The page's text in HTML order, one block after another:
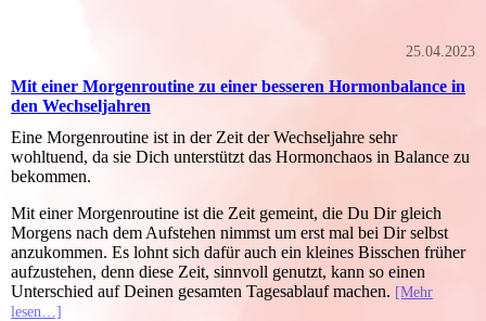
25.04.2023
Mit einer Morgenroutine zu einer besseren Hormonbalance in
den Wechseljahren
Eine Morgenroutine ist in der Zeit der Wechseljahre sehr
wohltuend, da sie Dich unterstützt das Hormonchaos in Balance zu
bekommen.
Mit einer Morgenroutine ist die Zeit gemeint, die Du Dir gleich
Morgens nach dem Aufstehen nimmst um erst mal bei Dir selbst
anzukommen. Es lohnt sich dafür auch ein kleines Bisschen früher
aufzustehen, denn diese Zeit, sinnvoll genutzt, kann so einen
Unterschied auf Deinen gesamten Tagesablauf machen. [Mehr
lesen…]